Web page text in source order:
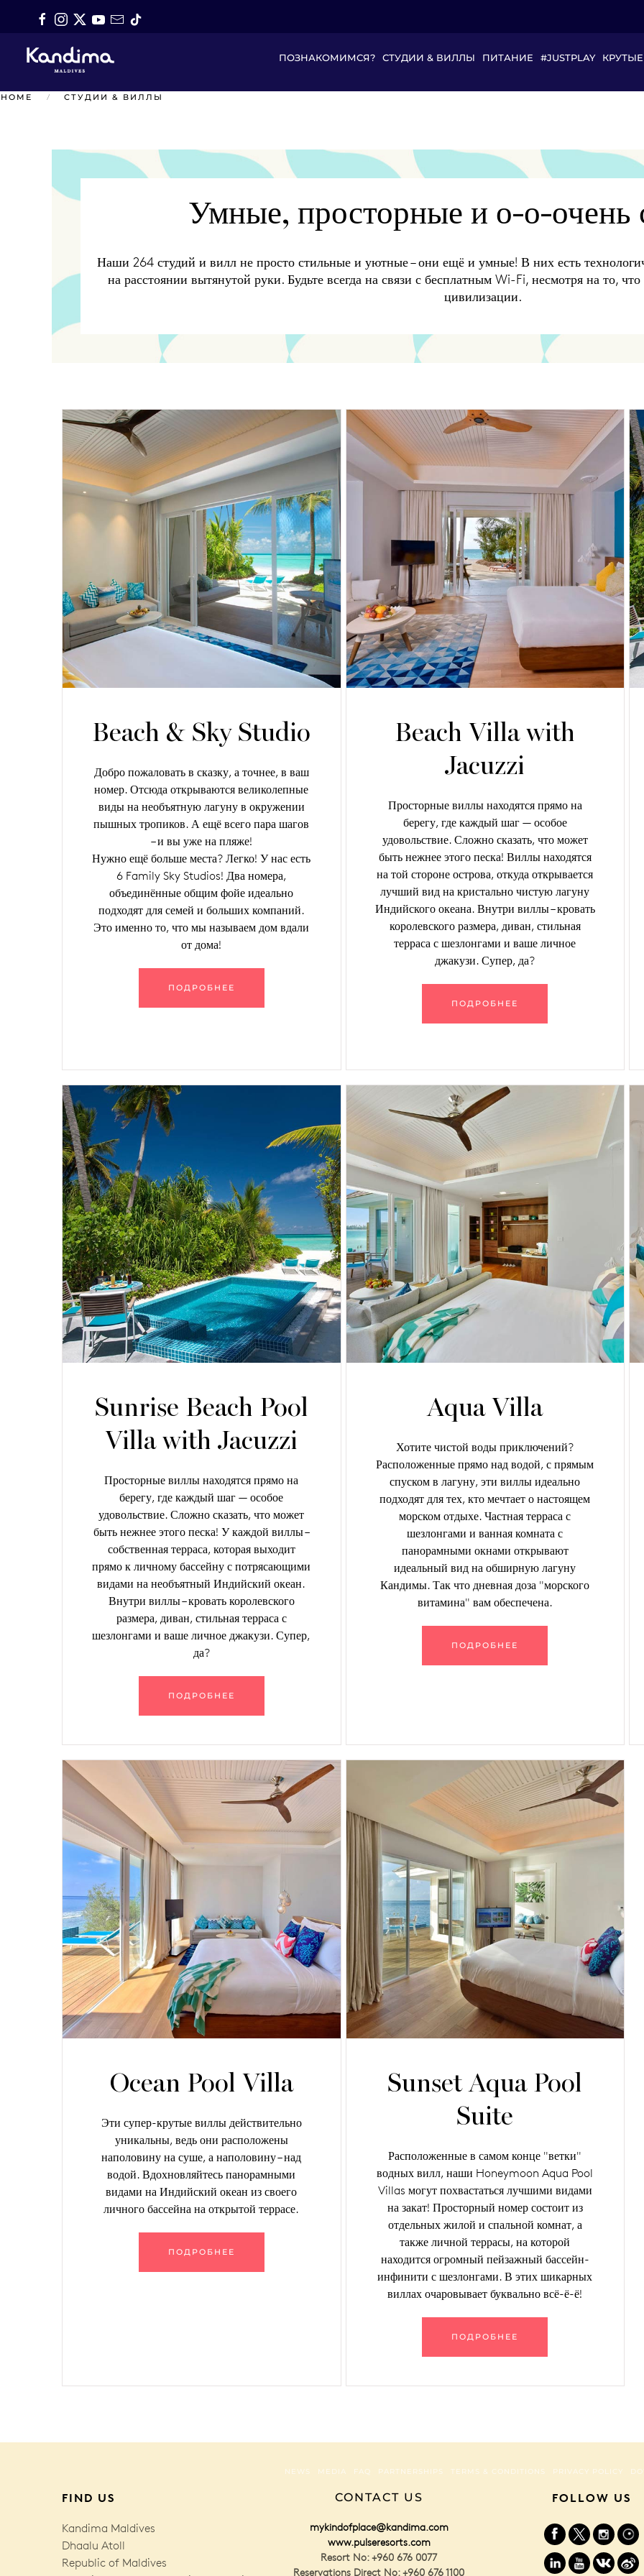
ПОЗНАКОМИМСЯ? СТУДИИ & ВИЛЛЫ ПИТАНИЕ #JUSTPLAY
HOME СТУДИИ & ВИЛЛЫ
Умные, просторные и о-о-очень
Наши 264 студий и вилл не просто стильные и уютные – они ещё и умные! В них есть
на расстоянии вытянутой руки. Будьте всегда на связи с бесплатным Wi-Fi, несмотря на то,
цивилизации.
Beach & Sky Studio
Добро пожаловать в сказку, а точнее, в ваш
номер. Отсюда открываются великолепные
виды на необъятную лагуну в окружении
пышных тропиков. А ещё всего пара шагов
– и вы уже на пляже!
Нужно ещё больше места? Легко! У нас есть
6 Family Sky Studios! Два номера,
объединённые общим фойе идеально
подходят для семей и больших компаний.
Это именно то, что мы называем дом вдали
от дома!
ПОДРОБНЕЕ
Beach Villa with
Jacuzzi
Просторные виллы находятся прямо на
берегу, где каждый шаг — особое
удовольствие. Сложно сказать, что может
быть нежнее этого песка! Виллы находятся
на той стороне острова, откуда открывается
лучший вид на кристально чистую лагуну
Индийского океана. Внутри виллы – кровать
королевского размера, диван, стильная
терраса с шезлонгами и ваше личное
джакузи. Супер, да?
ПОДРОБНЕЕ
Sunrise Beach Pool
Villa with Jacuzzi
Просторные виллы находятся прямо на
берегу, где каждый шаг — особое
удовольствие. Сложно сказать, что может
быть нежнее этого песка! У каждой виллы –
собственная терраса, которая выходит
прямо к личному бассейну с потрясающими
видами на необъятный Индийский океан.
Внутри виллы – кровать королевского
размера, диван, стильная терраса с
шезлонгами и ваше личное джакузи. Супер,
да?
ПОДРОБНЕЕ
Aqua Villa
Хотите чистой воды приключений?
Расположенные прямо над водой, с прямым
спуском в лагуну, эти виллы идеально
подходят для тех, кто мечтает о настоящем
морском отдыхе. Частная терраса с
шезлонгами и ванная комната с
панорамными окнами открывают
идеальный вид на обширную лагуну
Кандимы. Так что дневная доза "морского
витамина" вам обеспечена.
ПОДРОБНЕЕ
Ocean Pool Villa
Эти супер-крутые виллы действительно
уникальны, ведь они расположены
наполовину на суше, а наполовину – над
водой. Вдохновляйтесь панорамными
видами на Индийский океан из своего
личного бассейна на открытой террасе.
ПОДРОБНЕЕ
Sunset Aqua Pool
Suite
Расположенные в самом конце "ветки"
водных вилл, наши Honeymoon Aqua Pool
Villas могут похвастаться лучшими видами
на закат! Просторный номер состоит из
отдельных жилой и спальной комнат, а
также личной террасы, на которой
находится огромный пейзажный бассейн-
инфинити с шезлонгами. В этих шикарных
виллах очаровывает буквально всё-ё-ё!
ПОДРОБНЕЕ
NEWS MEDIA FAQ PARTNERSHIPS TERMS & CONDITIONS PRIVACY POLICY
FIND US
Kandima Maldives
Dhaalu Atoll
Republic of Maldives
CONTACT US
mykindofplace@kandima.com
www.pulseresorts.com
Resort No: +960 676 0077
Reservations Direct No: +960 676 1100
FOLLOW US